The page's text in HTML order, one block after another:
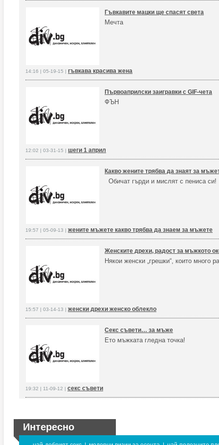
Гъвкавите мацки ще спасят света
Мечта
14:16 | 05-19-15 | гъвкава красива жена
Първоаприлски заигравки с GIF-чета
ФЪН
12:02 | 03-31-15 | шеги 1 април
Какво жените трябва да знаят за
Обичат гърди и мислят с пениса
19:57 | 05-09-13 | жените мъжете какво трябва да знаем за мъжете
Женските дрехи, радост за мъжкото
Някои женски „грешки“, които много
15:57 | 03-14-13 | женски дрехи женско облекло
Секс съвети… за мъже
Ето мъжката гледна точка!
19:32 | 11-09-12 | секс съвети
Интересно